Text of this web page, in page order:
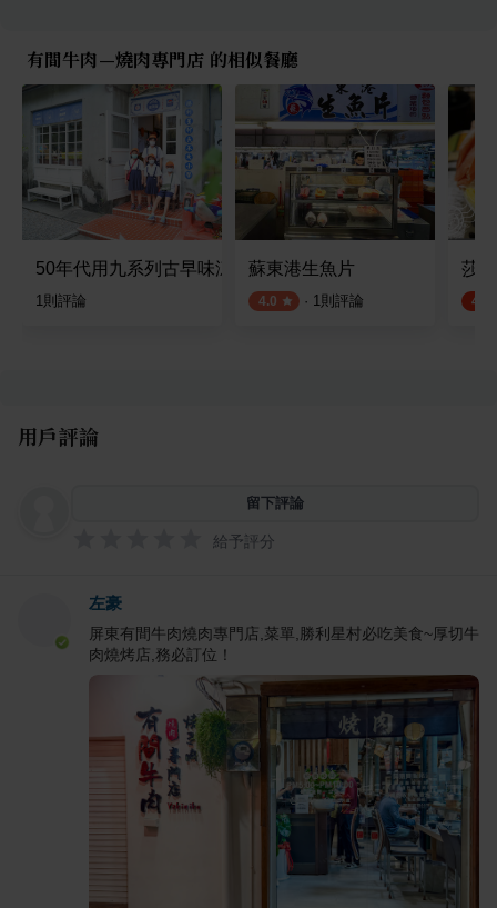
有間牛肉—燒肉專門店 的相似餐廳
50年代用九系列古早味涼水攤
1則評論
蘇東港生魚片
4.0 · 1則評論
莎
4.5
用戶評論
留下評論
給予評分
左豪
屏東有間牛肉燒肉專門店,菜單,勝利星村必吃美食~厚切牛
肉燒烤店,務必訂位！